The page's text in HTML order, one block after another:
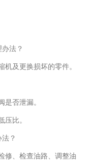
法？
及更换损坏的零件。
是否泄漏。
压比。
？
修、检查油路、调整油